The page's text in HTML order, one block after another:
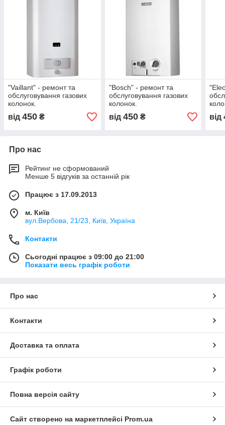
"Vaillant" - ремонт та
обслуговування газових
колонок.
від 450 ₴
"Bosch" - ремонт та
обслуговування газових
колонок.
від 450₴ від
Про нас
Рейтинг не сформований
Менше 5 відгуків за останній рік
Працює з 17.09.2013
м. Київ
вул.Вербова, 21/23, Київ, Україна
Контакти
Сьогодні працює з 09:00 до 21:00
Показати весь графік роботи
Про нас
Контакти
Доставка та оплата
Графік роботи
Повна версія сайту
Сайт створено на маркетплейсі Prom.ua